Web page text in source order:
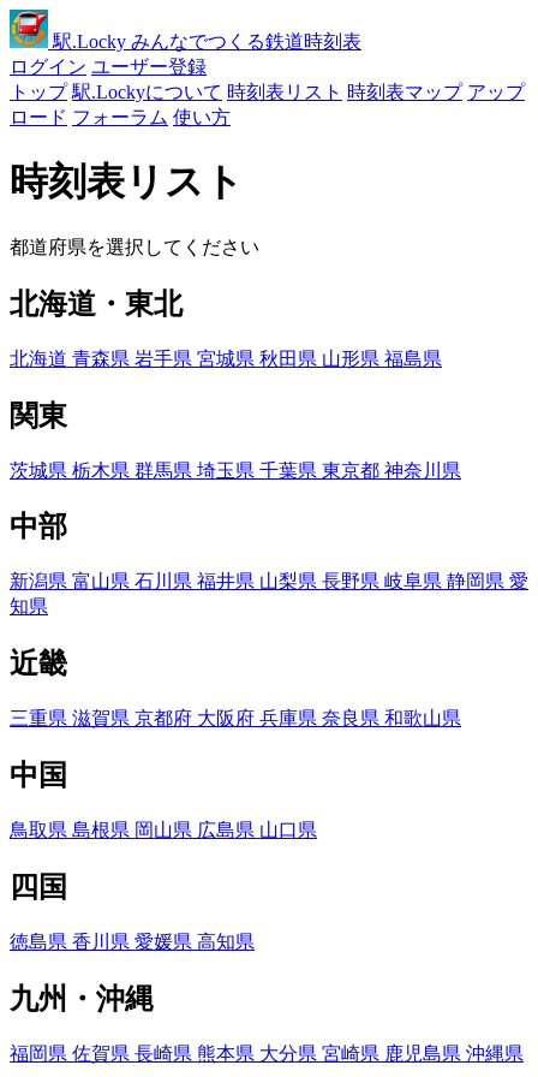
駅.Locky みんなでつくる鉄道時刻表
ログイン ユーザー登録
トップ 駅.Lockyについて 時刻表リスト 時刻表マップ アップ
ロード フォーラム 使い方
時刻表リスト
都道府県を選択してください
北海道・東北
北海道 青森県 岩手県 宮城県 秋田県 山形県 福島県
関東
茨城県 栃木県 群馬県 埼玉県 千葉県 東京都 神奈川県
中部
新潟県 富山県 石川県 福井県 山梨県 長野県 岐阜県 静岡県 愛
知県
近畿
三重県 滋賀県 京都府 大阪府 兵庫県 奈良県 和歌山県
中国
鳥取県 島根県 岡山県 広島県 山口県
四国
徳島県 香川県 愛媛県 高知県
九州・沖縄
福岡県 佐賀県 長崎県 熊本県 大分県 宮崎県 鹿児島県 沖縄県